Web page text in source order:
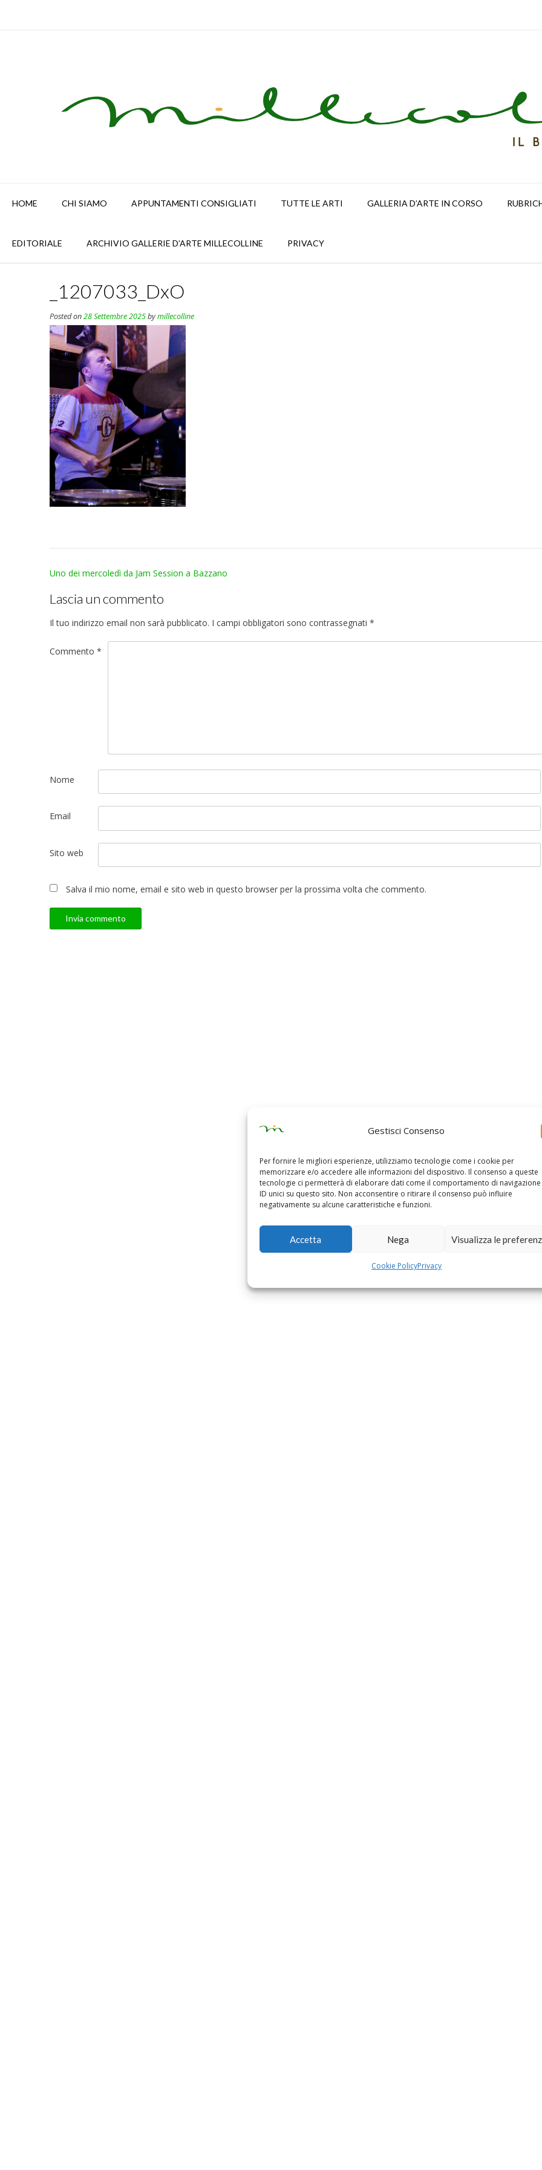
Gestisci Consenso
Per fornire le migliori esperienze, utilizziamo tecnologie come i cookie per
memorizzare e/o accedere alle informazioni del dispositivo. Il consenso a queste
tecnologie ci permetterà di elaborare dati come il comportamento di
ID unici su questo sito. Non acconsentire o ritirare il consenso può influire
negativamente su alcune caratteristiche e funzioni.
Accetta Nega Visualizza le
Cookie PolicyPrivacy
HOME CHI SIAMO APPUNTAMENTI CONSIGLIATI TUTTE LE ARTI GALLERIA D’ARTE IN CORSO
EDITORIALE ARCHIVIO GALLERIE D’ARTE MILLECOLLINE PRIVACY
_1207033_DxO
Posted on28 Settembre 2025bymillecolline
Post
Uno dei mercoledì da Jam Session a Bazzano
Lascia un commento
Il tuo indirizzo email non sarà pubblicato. I campi obbligatori sono contrassegnati *
Commento *
Nome
Email
Sito web
Salva il mio nome, email e sito web in questo browser per la prossima volta che commento.